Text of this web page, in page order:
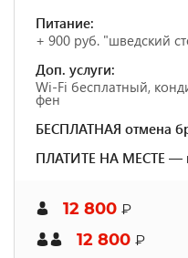
Питание:
+ 900 руб. "шведский
Доп. услуги:
Wi-Fi бесплатный,
фен
БЕСПЛАТНАЯ отмена
ПЛАТИТЕ НА МЕСТЕ —
12 800 ₽
12 800 ₽